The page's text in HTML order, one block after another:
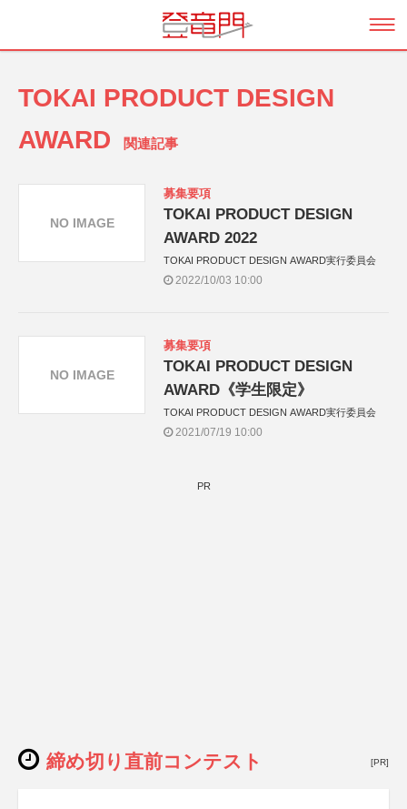
TOKAI PRODUCT DESIGN
AWARD
関連記事
募集要項
TOKAI PRODUCT DESIGN
AWARD 2022
TOKAI PRODUCT DESIGN AWARD実行委員会
2022/10/03 10:00
NO IMAGE
募集要項
TOKAI PRODUCT DESIGN
AWARD《学生限定》
TOKAI PRODUCT DESIGN AWARD実行委員会
2021/07/19 10:00
NO IMAGE
PR
締め切り直前コンテスト [PR]